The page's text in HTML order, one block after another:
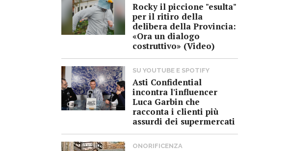
Rocky il piccione "esulta"
per il ritiro della
delibera della Provincia:
«Ora un dialogo
costruttivo» (Video)
SU YOUTUBE E SPOTIFY
Asti Confidential
incontra l'influencer
Luca Garbin che
racconta i clienti più
assurdi dei supermercati
ONORIFICENZA